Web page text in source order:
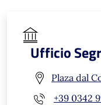
Ufficio
Plaza dal
+39 0342